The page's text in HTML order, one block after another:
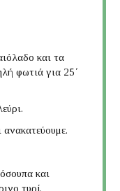
και τα
φωτιά για 25΄
και
τυρί.